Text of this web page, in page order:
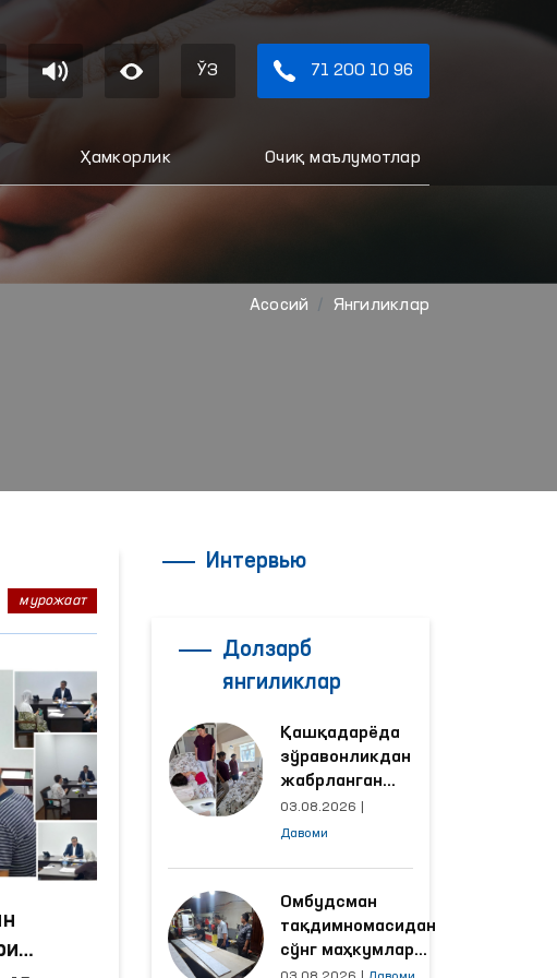
ЎЗ 71 200 10 96
Ҳамкорлик Очиқ маълумотлар
Aсосий Янгиликлар
мурожаат
Интервью
Долзарб
янгиликлар
Қашқадарёда
зўравонликдан
жабрланган
аёлнинг ҳолати
Омбудсман
03.08.2026
Давоми
Омбудсман
тақдимномасидан
сўнг маҳкумлар